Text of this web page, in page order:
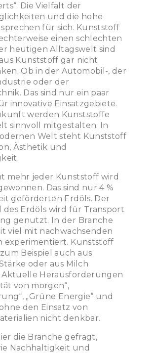
Die Vielfalt der
und die hohe
für sich. Kunststoff
einen schlechten
heutigen Alltagswelt sind
Kunststoff gar nicht
Ob in der Automobil-, der
oder der
Das sind nur ein paar
innovative Einsatzgebiete.
werden Kunststoffe
sinnvoll mitgestalten. In
Welt steht Kunststoff
Ästhetik und
mehr jeder Kunststoff wird
Das sind nur 4 %
geförderten Erdöls. Der
des Erdöls wird für Transport
genutzt. In der Branche
viel mit nachwachsenden
experimentiert. Kunststoff
Beispiel auch aus
oder aus Milch
Aktuelle Herausforderungen
von morgen“,
„Grüne Energie“ und
den Einsatz von
nicht denkbar.
die Branche gefragt,
Nachhaltigkeit und